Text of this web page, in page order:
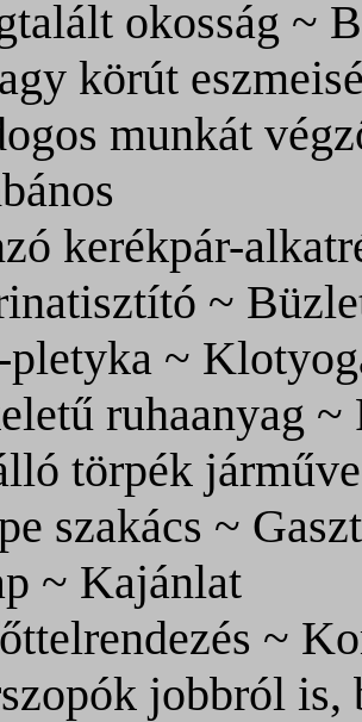
okosság ~
körút
munkát
kerékpár-
~
~
ruhaanyag ~
törpék
szakács ~
~ Kajánlat
~
jobbról is,